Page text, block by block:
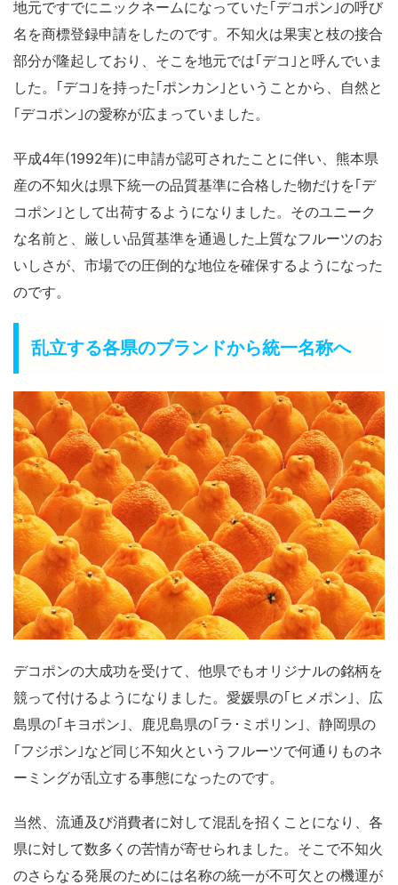
地元ですでにニックネームになっていた｢デコポン｣の呼び
名を商標登録申請をしたのです。不知火は果実と枝の接合
部分が隆起しており、そこを地元では｢デコ｣と呼んでいま
した。｢デコ｣を持った｢ポンカン｣ということから、自然と
｢デコポン｣の愛称が広まっていました。
平成4年(1992年)に申請が認可されたことに伴い、熊本県
産の不知火は県下統一の品質基準に合格した物だけを｢デ
コポン｣として出荷するようになりました。そのユニーク
な名前と、厳しい品質基準を通過した上質なフルーツのお
いしさが、市場での圧倒的な地位を確保するようになった
のです。
乱立する各県のブランドから統一名称へ
デコポンの大成功を受けて、他県でもオリジナルの銘柄を
競って付けるようになりました。愛媛県の｢ヒメポン｣、広
島県の｢キヨポン｣、鹿児島県の｢ラ･ミポリン｣、静岡県の
｢フジポン｣など同じ不知火というフルーツで何通りものネ
ーミングが乱立する事態になったのです。
当然、流通及び消費者に対して混乱を招くことになり、各
県に対して数多くの苦情が寄せられました。そこで不知火
のさらなる発展のためには名称の統一が不可欠との機運が